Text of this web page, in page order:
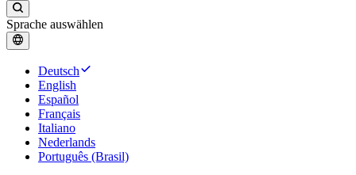
Sprache auswählen
Deutsch
English
Español
Français
Italiano
Nederlands
Português (Brasil)